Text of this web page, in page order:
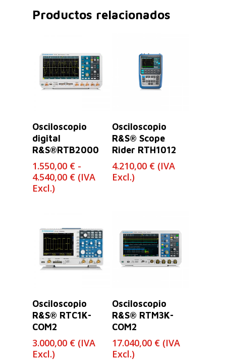
Productos relacionados
Seleccionar
Opciones
Osciloscopio
digital
R&S®RTB2000
1.550,00 € -
4.540,00 €Rango
hasta
4.540,00 €
(IVA
Excl.)
Osciloscopio
R&S® Scope
Rider RTH1012
4.210,00 € (IVA
Excl.)
Leer Más
Osciloscopio
R&S® RTC1K-
COM2
3.000,00 € (IVA
Excl.)
Leer Más
Osciloscopio
R&S® RTM3K-
COM2
17.040,00 € (IVA
Excl.)